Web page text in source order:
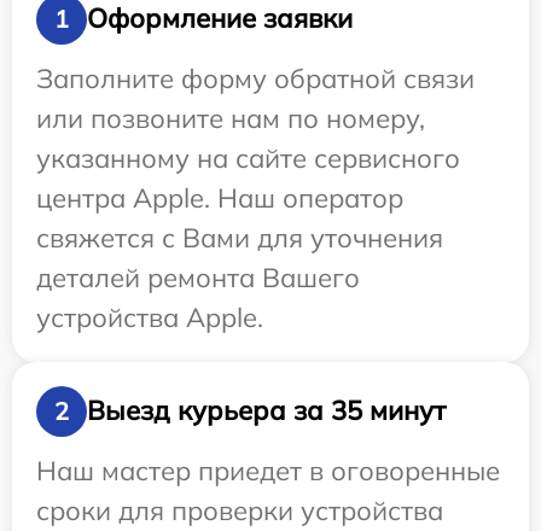
1
Оформление заявки
Заполните форму обратной связи
или позвоните нам по номеру,
указанному на сайте сервисного
центра Apple. Наш оператор
свяжется с Вами для уточнения
деталей ремонта Вашего
устройства Apple.
2
Выезд курьера за 35 минут
Наш мастер приедет в оговоренные
сроки для проверки устройства